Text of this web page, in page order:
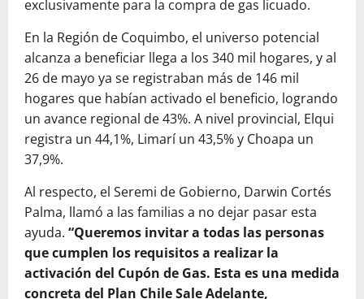
exclusivamente para la compra de gas licuado.
En la Región de Coquimbo, el universo potencial
alcanza a beneficiar llega a los 340 mil hogares, y al
26 de mayo ya se registraban más de 146 mil
hogares que habían activado el beneficio, logrando
un avance regional de 43%. A nivel provincial, Elqui
registra un 44,1%, Limarí un 43,5% y Choapa un
37,9%.
Al respecto, el Seremi de Gobierno, Darwin Cortés
Palma, llamó a las familias a no dejar pasar esta
ayuda. “Queremos invitar a todas las personas
que cumplen los requisitos a realizar la
activación del Cupón de Gas. Esta es una medida
concreta del Plan Chile Sale Adelante,